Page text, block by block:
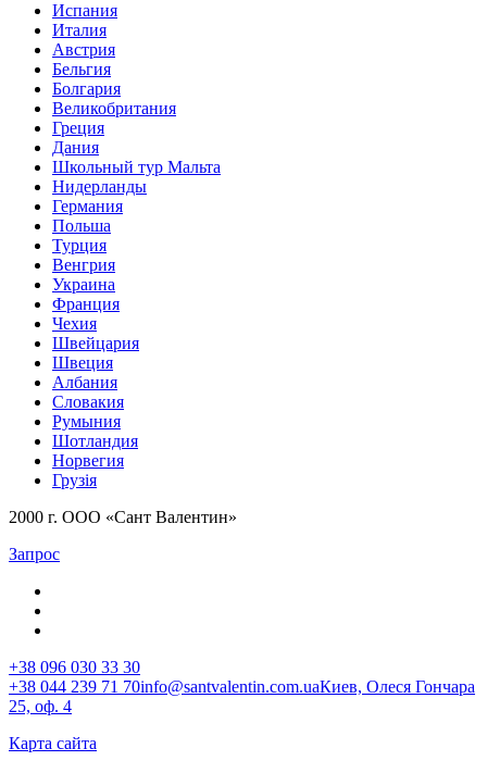
Испания
Италия
Австрия
Бельгия
Болгария
Великобритания
Греция
Дания
Школьный тур Мальта
Нидерланды
Германия
Польша
Турция
Венгрия
Украина
Франция
Чехия
Швейцария
Швеция
Албания
Словакия
Румыния
Шотландия
Норвегия
Грузія
2000 г. ООО «Сант Валентин»
Запрос
+38 096 030 33 30
+38 044 239 71 70info@santvalentin.com.uaКиев, Олеся Гончара
25, оф. 4
Карта сайта